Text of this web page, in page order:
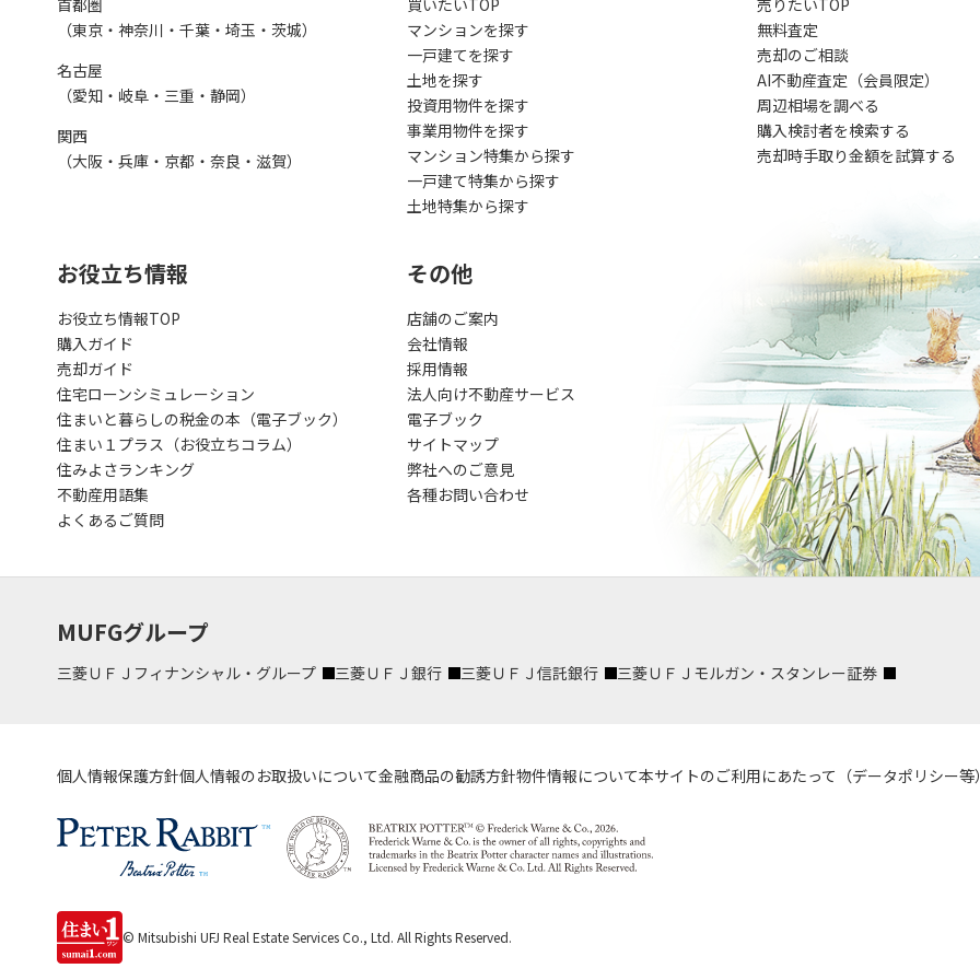
首都圏
（東京・神奈川・千葉・埼玉・茨城）
名古屋
（愛知・岐阜・三重・静岡）
関西
（大阪・兵庫・京都・奈良・滋賀）
買いたいTOP
マンションを探す
一戸建てを探す
土地を探す
投資用物件を探す
事業用物件を探す
マンション特集から探す
一戸建て特集から探す
土地特集から探す
売りたいTOP
無料査定
売却のご相談
AI不動産査定（会員限定）
周辺相場を調べる
購入検討者を検索する
売却時手取り金額を試算する
お役立ち情報
お役立ち情報TOP
購入ガイド
売却ガイド
住宅ローンシミュレーション
住まいと暮らしの税金の本（電子ブック）
住まい１プラス（お役立ちコラム）
住みよさランキング
不動産用語集
よくあるご質問
その他
店舗のご案内
会社情報
採用情報
法人向け不動産サービス
電子ブック
サイトマップ
弊社へのご意見
各種お問い合わせ
MUFGグループ
三菱ＵＦＪフィナンシャル・グループ 三菱ＵＦＪ銀行 三菱ＵＦＪ信託銀行 三菱ＵＦＪモルガン・スタンレー証券
個人情報保護方針個人情報のお取扱いについて金融商品の勧誘方針物件情報について本サイトのご利用にあたって（データポリシー等
© Mitsubishi UFJ Real Estate Services Co., Ltd. All Rights Reserved.